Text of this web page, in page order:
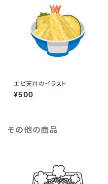
エビ天丼のイラスト
¥500
その他の商品